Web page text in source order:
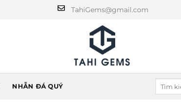
TahiGems@gmail.com
NHẪN ĐÁ QUÝ